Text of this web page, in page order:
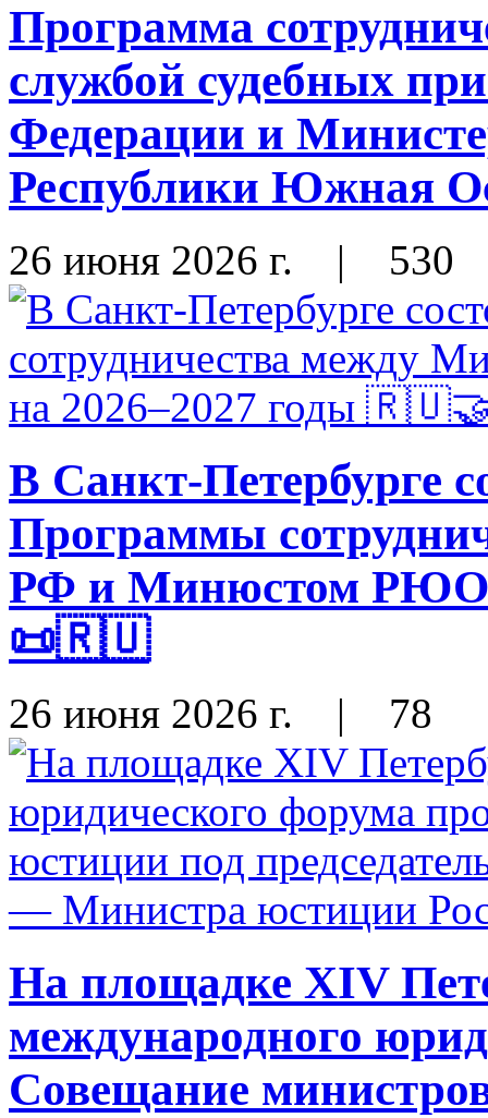
Программа
службой судебных
Федерации и
Республики Южная
26 июня 2026 г. | 530
В Санкт-Петербурге
Программы
РФ и Минюстом РЮО
📜🇷🇺
26 июня 2026 г. | 78
На площадке XIV
международного
Совещание